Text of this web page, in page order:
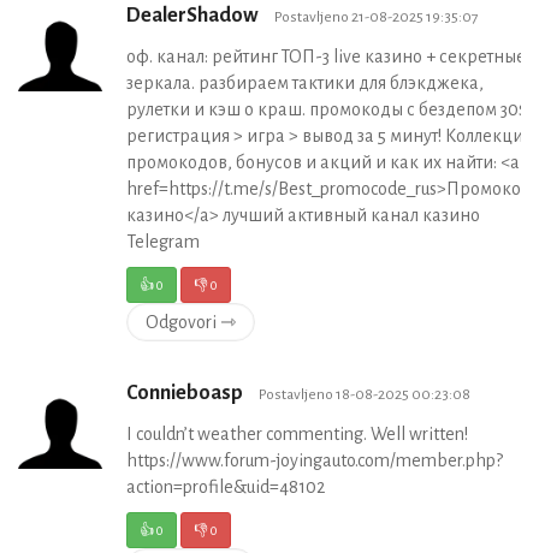
DealerShadow Postavljeno 21-08-2025 19:35:07
оф. канал: рейтинг ТОП-3 live казино + секретные
зеркала. разбираем тактики для блэкджека,
рулетки и кэш о краш. промокоды с бездепом 30$.
регистрация > игра > вывод за 5 минут! Коллекция
промокодов, бонусов и акций и как их найти: <a
href=https://t.me/s/
казино</a> лучший активный канал казино
Telegram
👍0 👎0
Odgovori ⇾
Connieboasp Postavljeno 18-08-2025 00:23:08
I couldn’t weather commenting. Well written!
https://www.forum-joyingauto.com/member.php?
action=profile&uid=48102
👍0 👎0